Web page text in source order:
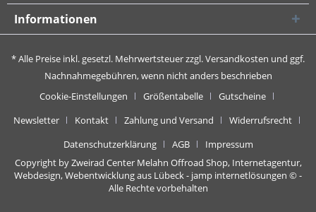
Informationen
* Alle Preise inkl. gesetzl. Mehrwertsteuer zzgl.Versandkosten und ggf.
Nachnahmegebühren, wenn nicht anders beschrieben
Cookie-Einstellungen
Größentabelle
Gutscheine
Newsletter
Kontakt Zahlung und Versand
Widerrufsrecht
Datenschutzerklärung
AGB
Impressum
Copyright by Zweirad Center Melahn Offroad Shop, Internetagentur,
Webdesign, Webentwicklung aus Lübeck - jamp internetlösungen © -
Alle Rechte vorbehalten